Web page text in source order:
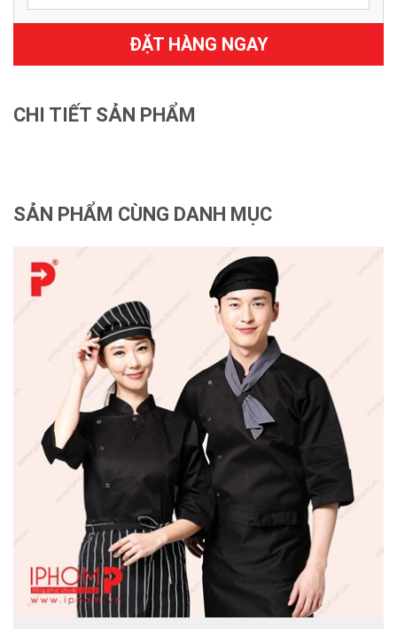
ĐẶT HÀNG NGAY
CHI TIẾT SẢN PHẨM
SẢN PHẨM CÙNG DANH MỤC